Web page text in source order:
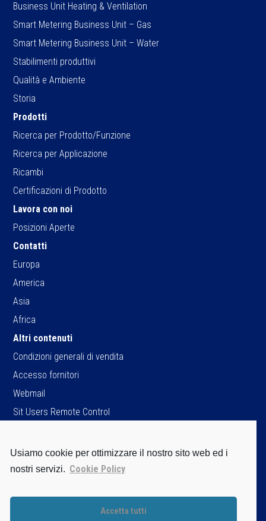
Business Unit Heating & Ventilation
Smart Metering Business Unit – Gas
Smart Metering Business Unit – Water
Stabilimenti produttivi
Qualità e Ambiente
Storia
Prodotti
Ricerca per Prodotto/Funzione
Ricerca per Applicazione
Ricambi
Certificazioni di Prodotto
Lavora con noi
Posizioni Aperte
Contatti
Europa
America
Asia
Africa
Altri contenuti
Condizioni generali di vendita
Accesso fornitori
Webmail
Sit Users Remote Control
Viale dell’Industria, 34
Usiamo cookie per ottimizzare il nostro sito web ed i
nostri servizi. Cookie Policy
Accetta tutti